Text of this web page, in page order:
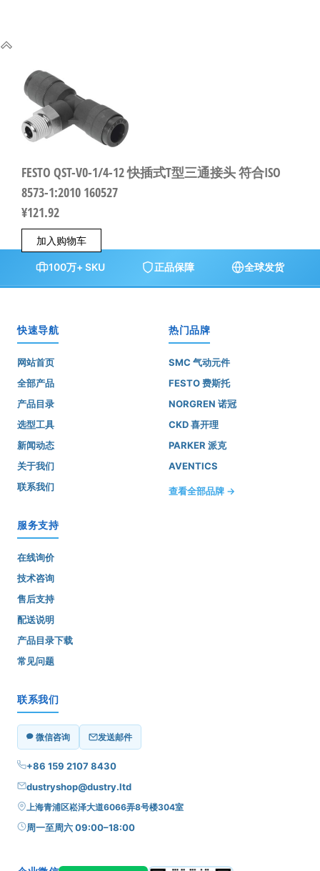
FESTO QST-V0-1/4-12 快插式T型三通接头 符合ISO
8573-1:2010 160527
¥121.92
加入购物车
100万+ SKU 正品保障 全球发货
快速导航
网站首页
全部产品
产品目录
选型工具
新闻动态
关于我们
联系我们
热门品牌
SMC 气动元件
FESTO 费斯托
NORGREN 诺冠
CKD 喜开理
PARKER 派克
AVENTICS
查看全部品牌 →
服务支持
在线询价
技术咨询
售后支持
配送说明
产品目录下载
常见问题
联系我们
微信咨询 发送邮件
+86 159 2107 8430
dustryshop@dustry.ltd
上海青浦区崧泽大道6066弄8号楼304室
周一至周六 09:00–18:00